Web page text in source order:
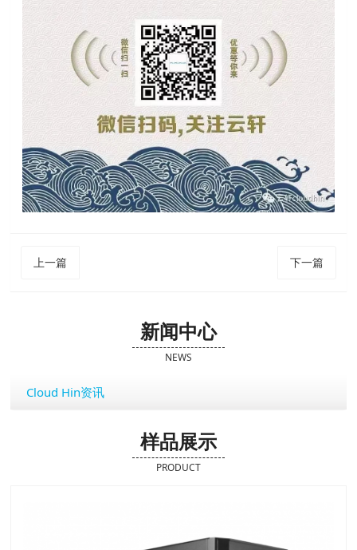
上一篇 下一篇
新闻中心
NEWS
Cloud Hin资讯
样品展示
PRODUCT